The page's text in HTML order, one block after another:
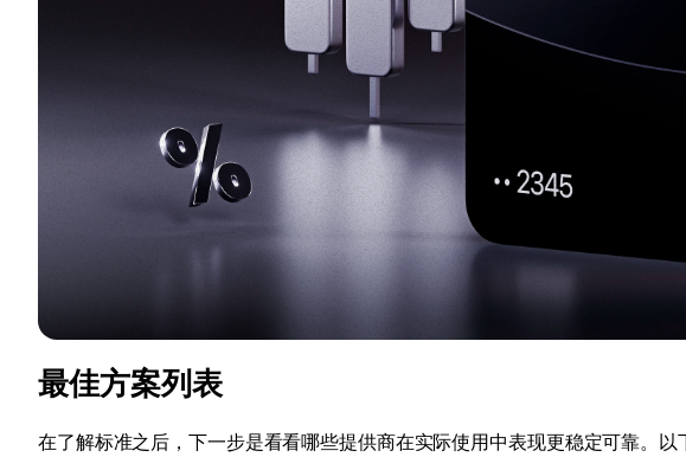
最佳方案列表
在了解标准之后，下一步是看看哪些提供商在实际使用中表现更稳定可靠。